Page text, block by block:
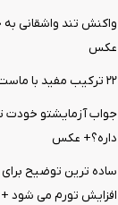
عکس
۲۲ ترکیب مفید با ماست + عکس
جواب آزمایشتو خودت
داره؟+ عکس
ساده ترین توضیح
افزایش تورم می شود +